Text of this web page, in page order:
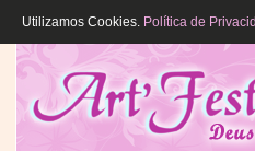
Utilizamos Cookies. Política de